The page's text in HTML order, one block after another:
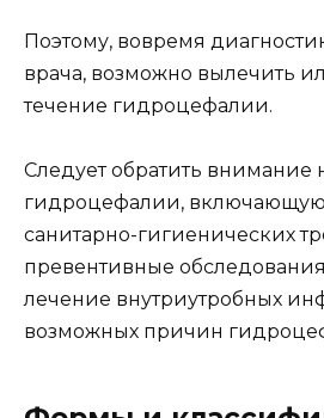
Поэтому, вовремя
врача, возможно вылечить
течение гидроцефалии.
Следует обратить внимание
гидроцефалии,
санитарно-гигиенических
превентивные
лечение внутриутробных
возможных причин